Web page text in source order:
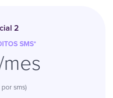
2
SMS*
sms)